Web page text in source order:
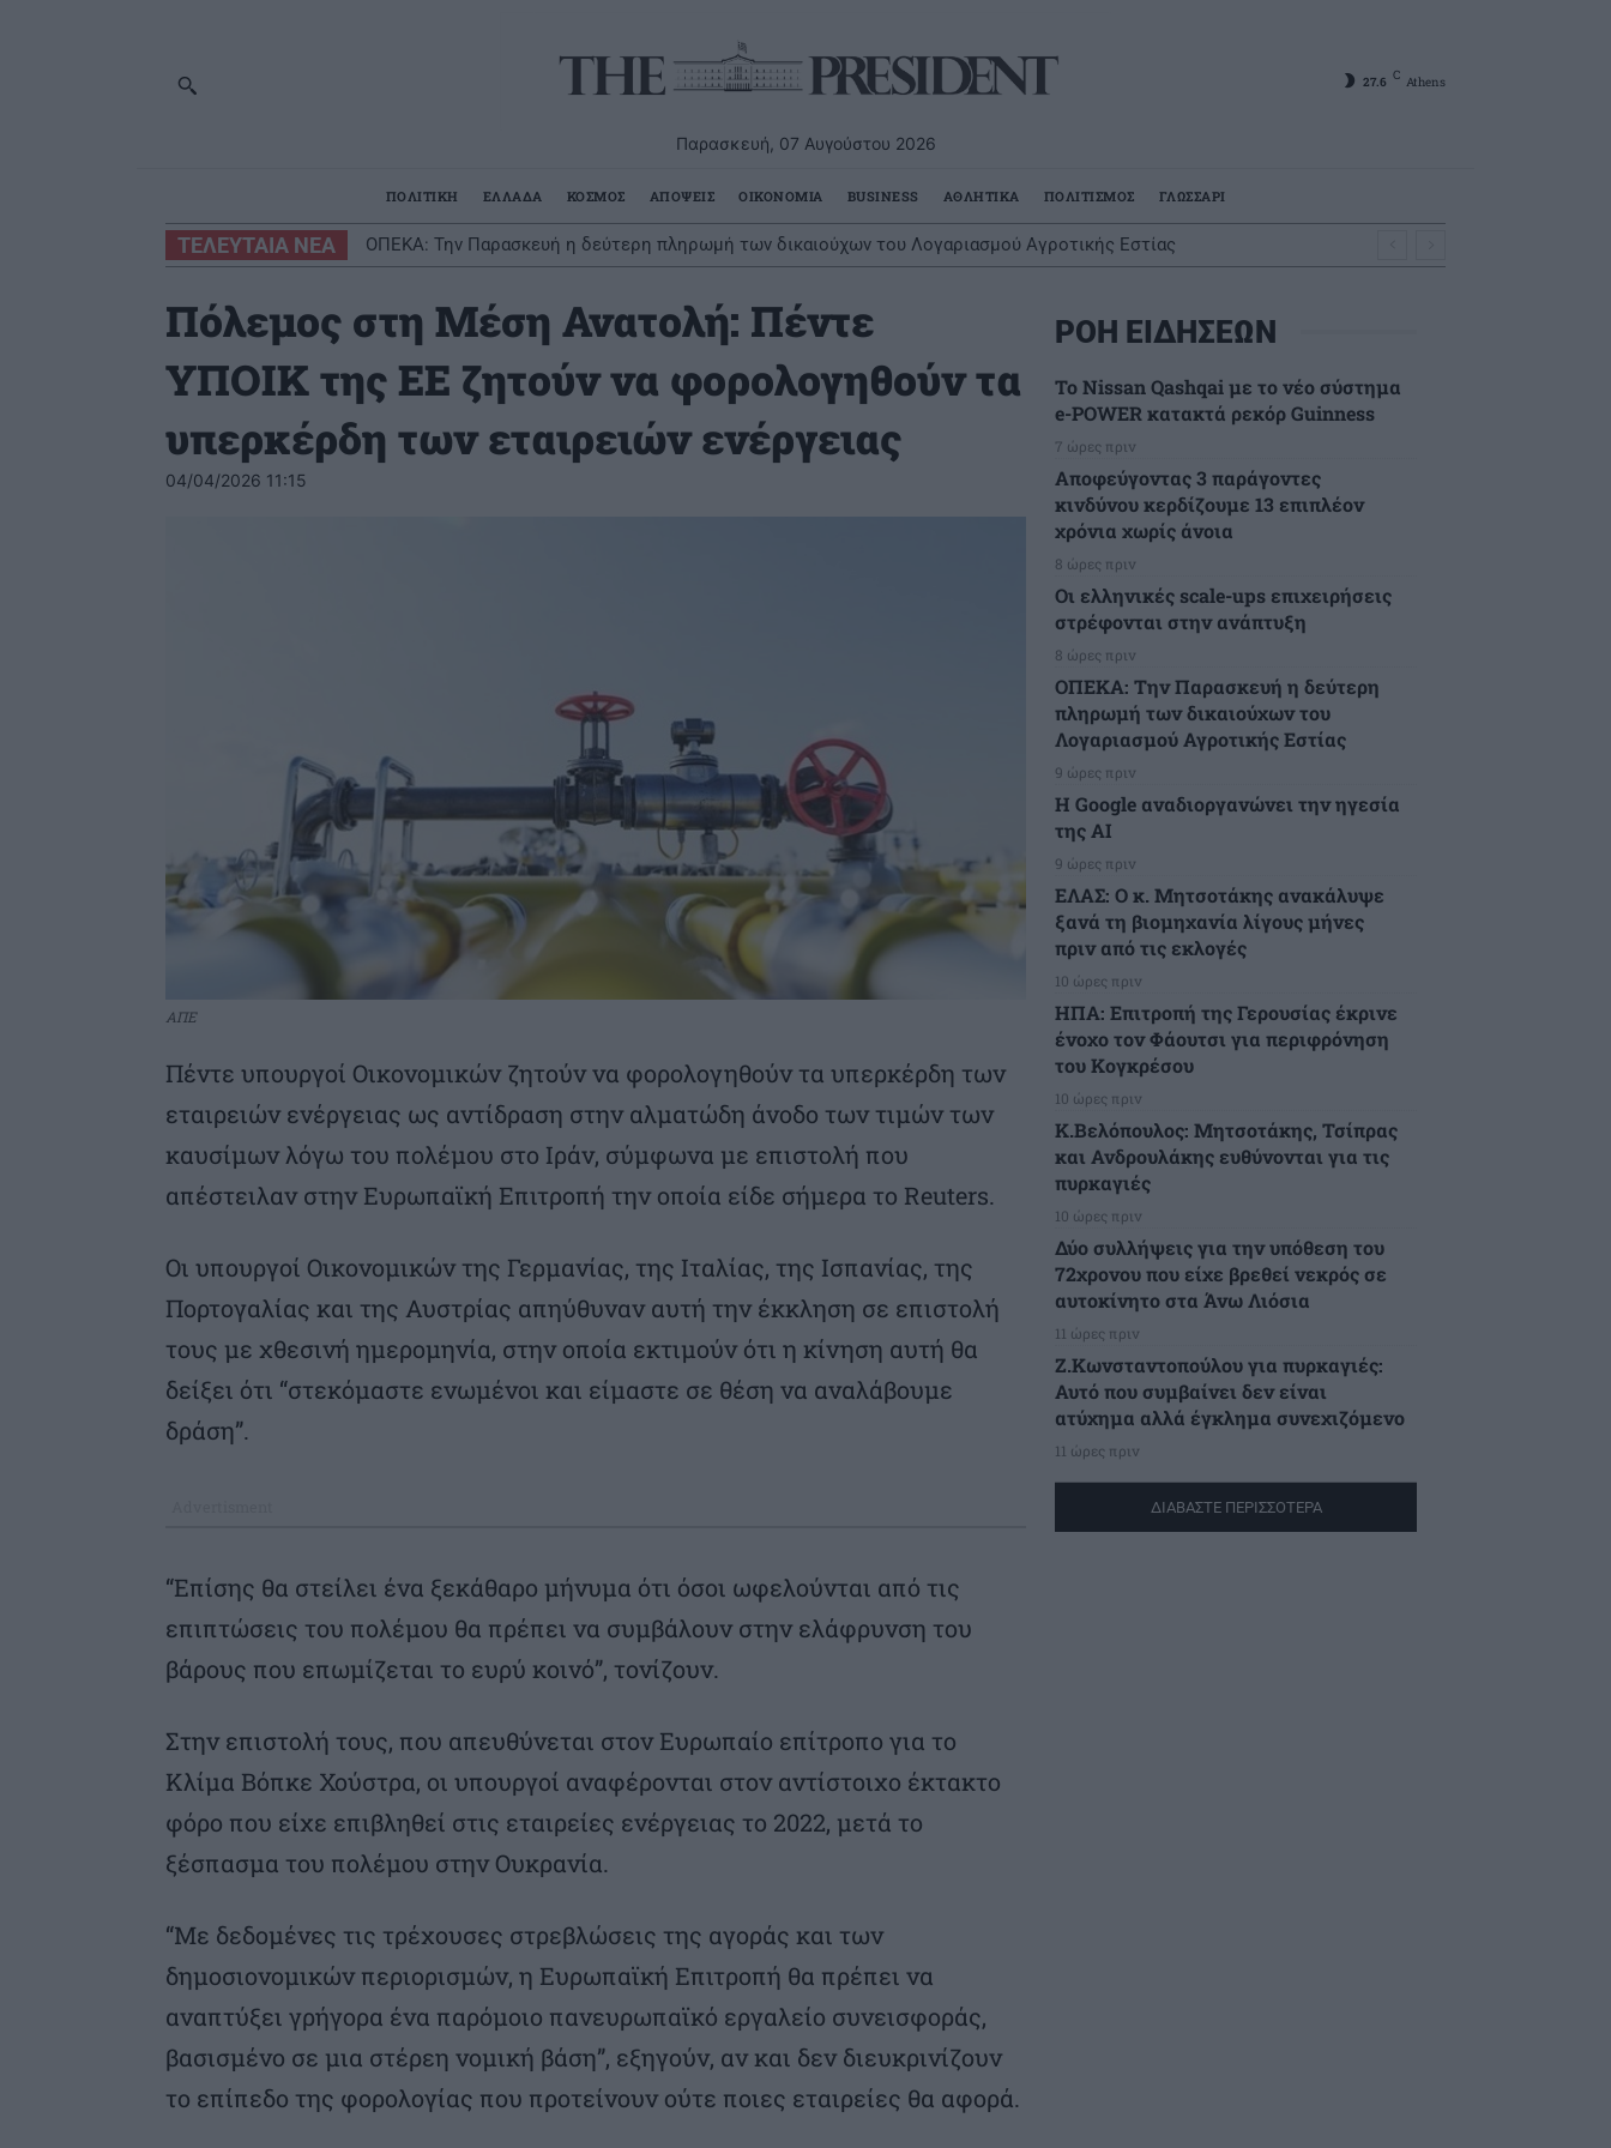
Παρασκευή, 07 Αυγούστου 2026
27.6 C Athens
ΠΟΛΙΤΙΚΗ ΕΛΛΑΔΑ ΚΟΣΜΟΣ ΑΠΟΨΕΙΣ ΟΙΚΟΝΟΜΙΑ BUSINESS ΑΘΛΗΤΙΚΑ ΠΟΛΙΤΙΣΜΟΣ ΓΛΩΣΣΑΡΙ
ΤΕΛΕΥΤΑΙΑ ΝΕΑ ΟΠΕΚΑ: Την Παρασκευή η δεύτερη πληρωμή των δικαιούχων του Λογαριασμού Αγροτικής Εστίας
Πόλεμος στη Μέση Ανατολή: Πέντε
ΥΠΟΙΚ της ΕΕ ζητούν να φορολογηθούν τα
υπερκέρδη των εταιρειών ενέργειας
04/04/2026 11:15
ΑΠΕ
Πέντε υπουργοί Οικονομικών ζητούν να φορολογηθούν τα υπερκέρδη των
εταιρειών ενέργειας ως αντίδραση στην αλματώδη άνοδο των τιμών των
καυσίμων λόγω του πολέμου στο Ιράν, σύμφωνα με επιστολή που
απέστειλαν στην Ευρωπαϊκή Επιτροπή την οποία είδε σήμερα το Reuters.
Οι υπουργοί Οικονομικών της Γερμανίας, της Ιταλίας, της Ισπανίας, της
Πορτογαλίας και της Αυστρίας απηύθυναν αυτή την έκκληση σε επιστολή
τους με χθεσινή ημερομηνία, στην οποία εκτιμούν ότι η κίνηση αυτή θα
δείξει ότι “στεκόμαστε ενωμένοι και είμαστε σε θέση να αναλάβουμε
δράση”.
“Επίσης θα στείλει ένα ξεκάθαρο μήνυμα ότι όσοι ωφελούνται από τις
επιπτώσεις του πολέμου θα πρέπει να συμβάλουν στην ελάφρυνση του
βάρους που επωμίζεται το ευρύ κοινό”, τονίζουν.
Στην επιστολή τους, που απευθύνεται στον Ευρωπαίο επίτροπο για το
Κλίμα Βόπκε Χούστρα, οι υπουργοί αναφέρονται στον αντίστοιχο έκτακτο
φόρο που είχε επιβληθεί στις εταιρείες ενέργειας το 2022, μετά το
ξέσπασμα του πολέμου στην Ουκρανία.
“Με δεδομένες τις τρέχουσες στρεβλώσεις της αγοράς και των
δημοσιονομικών περιορισμών, η Ευρωπαϊκή Επιτροπή θα πρέπει να
αναπτύξει γρήγορα ένα παρόμοιο πανευρωπαϊκό εργαλείο συνεισφοράς,
βασισμένο σε μια στέρεη νομική βάση”, εξηγούν, αν και δεν διευκρινίζουν
το επίπεδο της φορολογίας που προτείνουν ούτε ποιες εταιρείες θα αφορά.
ΡΟΗ ΕΙΔΗΣΕΩΝ
Το Nissan Qashqai με το νέο σύστημα
e-POWER κατακτά ρεκόρ Guinness
7 ώρες πριν
Αποφεύγοντας 3 παράγοντες
κινδύνου κερδίζουμε 13 επιπλέον
χρόνια χωρίς άνοια
8 ώρες πριν
Οι ελληνικές scale-ups επιχειρήσεις
στρέφονται στην ανάπτυξη
8 ώρες πριν
ΟΠΕΚΑ: Την Παρασκευή η δεύτερη
πληρωμή των δικαιούχων του
Λογαριασμού Αγροτικής Εστίας
9 ώρες πριν
H Google αναδιοργανώνει την ηγεσία
της AI
9 ώρες πριν
ΕΛΑΣ: Ο κ. Μητσοτάκης ανακάλυψε
ξανά τη βιομηχανία λίγους μήνες
πριν από τις εκλογές
10 ώρες πριν
ΗΠΑ: Επιτροπή της Γερουσίας έκρινε
ένοχο τον Φάουτσι για περιφρόνηση
του Κογκρέσου
10 ώρες πριν
K.Βελόπουλος: Μητσοτάκης, Τσίπρας
και Ανδρουλάκης ευθύνονται για τις
πυρκαγιές
10 ώρες πριν
Δύο συλλήψεις για την υπόθεση του
72χρονου που είχε βρεθεί νεκρός σε
αυτοκίνητο στα Άνω Λιόσια
11 ώρες πριν
Ζ.Κωνσταντοπούλου για πυρκαγιές:
Αυτό που συμβαίνει δεν είναι
ατύχημα αλλά έγκλημα συνεχιζόμενο
11 ώρες πριν
ΔΙΑΒΑΣΤΕ ΠΕΡΙΣΣΟΤΕΡΑ